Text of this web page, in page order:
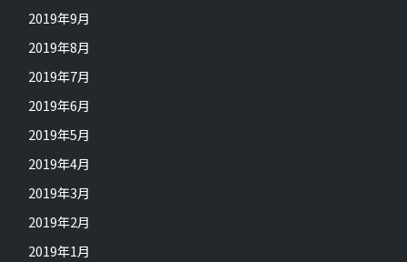
2019年9月
2019年8月
2019年7月
2019年6月
2019年5月
2019年4月
2019年3月
2019年2月
2019年1月